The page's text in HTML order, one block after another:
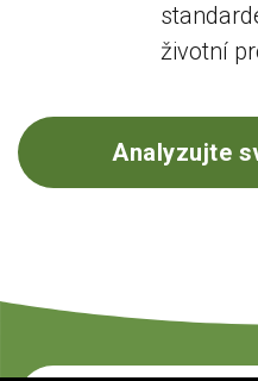
životní
Analyzujte